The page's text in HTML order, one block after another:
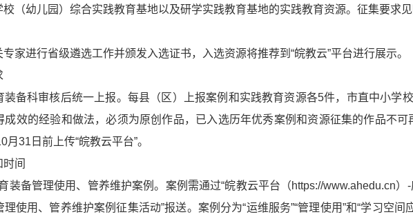
（幼儿园）综合实践教育基地以及研学实践教育基地的实践教育资源。征集要求见
家进行省级遴选工作并颁发入选证书，入选资源将推荐到“皖教云”平台进行展示。
装备科审核后统一上报。每县（区）上报案例和实践教育资源各5件，市直中小学
成效的经验和做法，必须为原创作品，已入选历年优秀案例和资源征集的作品不
31日前上传“皖教云平台”。
间
装备管理使用、管养维护案例。案例需通过“皖教云平台（https://www.ahedu.cn
使用、管养维护案例征集活动”报送。案例分为“运维服务”“管理使用”和“学习空